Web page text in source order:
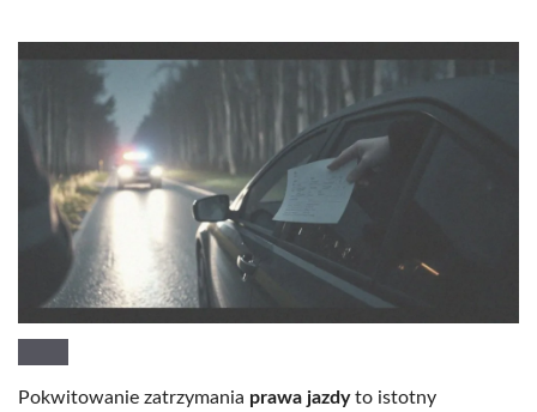
Pokwitowanie zatrzymania prawa jazdyto istotny